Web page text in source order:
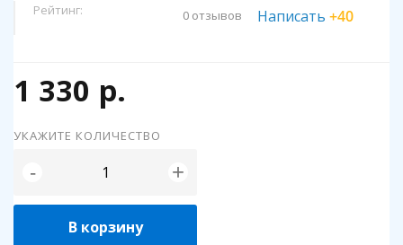
Рейтинг: 0 отзывов Написать +40
1 330 р.
УКАЖИТЕ КОЛИЧЕСТВО
- +
В корзину